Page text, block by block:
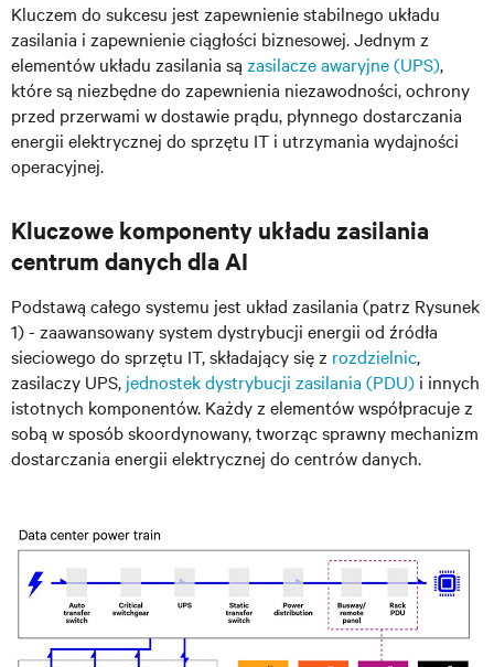
Kluczem do sukcesu jest zapewnienie stabilnego układu
zasilania i zapewnienie ciągłości biznesowej. Jednym z
elementów układu zasilania są zasilacze awaryjne (UPS),
które są niezbędne do zapewnienia niezawodności, ochrony
przed przerwami w dostawie prądu, płynnego dostarczania
energii elektrycznej do sprzętu IT i utrzymania wydajności
operacyjnej.
Kluczowe komponenty układu zasilania
centrum danych dla AI
Podstawą całego systemu jest układ zasilania (patrz Rysunek
1) - zaawansowany system dystrybucji energii od źródła
sieciowego do sprzętu IT, składający się z rozdzielnic,
zasilaczy UPS, jednostek dystrybucji zasilania (PDU) i innych
istotnych komponentów. Każdy z elementów współpracuje z
sobą w sposób skoordynowany, tworząc sprawny mechanizm
dostarczania energii elektrycznej do centrów danych.